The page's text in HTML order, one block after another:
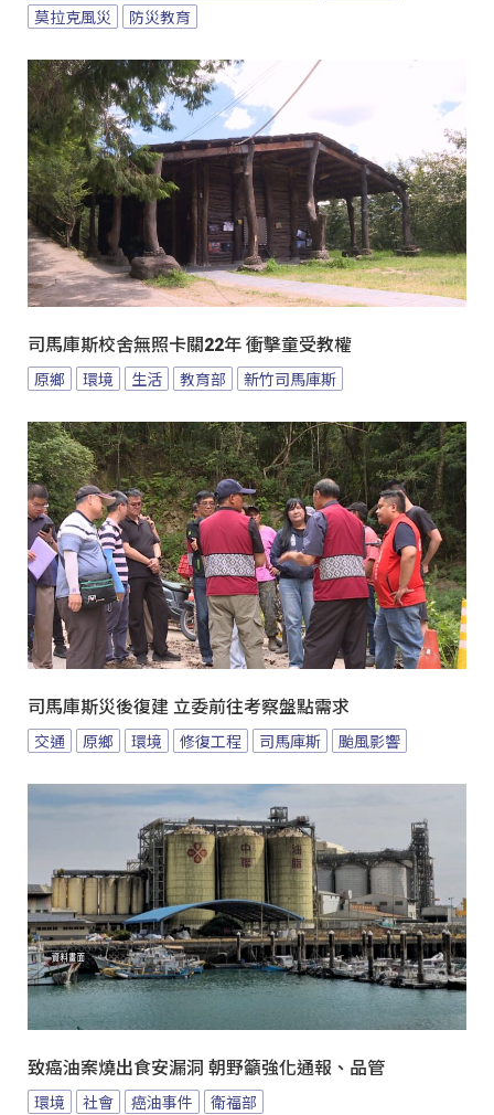
莫拉克風災
防災教育
司馬庫斯校舍無照卡關22年 衝擊童受教權
原鄉 環境 生活 教育部 新竹司馬庫斯
司馬庫斯災後復建 立委前往考察盤點需求
交通 原鄉 環境 修復工程 司馬庫斯 颱風影響
致癌油案燒出食安漏洞 朝野籲強化通報、品管
環境 社會 癌油事件 衛福部